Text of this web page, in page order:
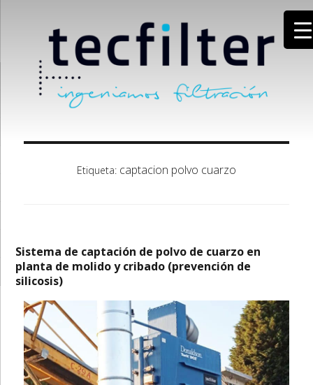
Etiqueta: captacion polvo cuarzo
Sistema de captación de polvo de cuarzo en
planta de molido y cribado (prevención de
silicosis)